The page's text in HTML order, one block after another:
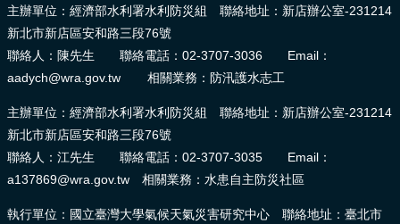
主辦單位：經濟部水利署水利防災組 聯絡地址：新店辦公室-231214
新北市新店區安和路三段76號
聯絡人：陳先生 聯絡電話：02-3707-3036 Email：
aadych@wra.gov.tw 相關業務：防汛護水志工
主辦單位：經濟部水利署水利防災組 聯絡地址：新店辦公室-231214
新北市新店區安和路三段76號
聯絡人：江先生 聯絡電話：02-3707-3035 Email：
a137869@wra.gov.tw 相關業務：水患自主防災社區
執行單位：國立臺灣大學氣候天氣災害研究中心 聯絡地址：臺北市